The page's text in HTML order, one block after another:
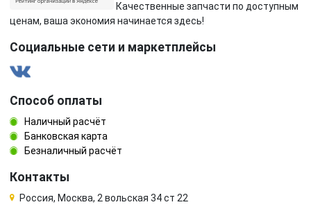
Качественные запчасти по доступным
ценам, ваша экономия начинается здесь!
Социальные сети и маркетплейсы
Способ оплаты
Наличный расчёт
Банковская карта
Безналичный расчёт
Контакты
Россия, Москва, 2 вольская 34 ст 22